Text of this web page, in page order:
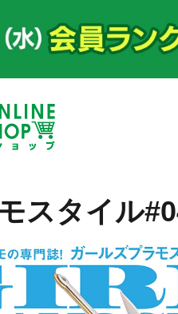
スタイル